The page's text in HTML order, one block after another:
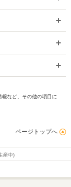
など、その他の項目に
ページトップへ
産中)